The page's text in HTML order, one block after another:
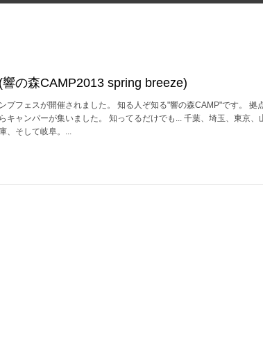
の森CAMP2013 spring breeze)
プフェスが開催されました。 知る人ぞ知る"響の森CAMP"です。 拠
キャンパーが集いました。 知ってるだけでも... 千葉、埼玉、東京
、そして岐阜。...